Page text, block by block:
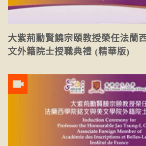
大紫荊勳賢饒宗頤教授榮任法蘭
文外籍院士授職典禮 (精華版)